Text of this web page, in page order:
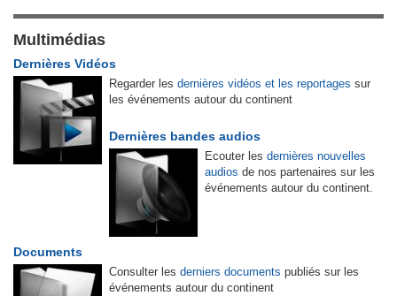
Multimédias
Dernières Vidéos
Regarder les dernières vidéos et les reportages sur
les événements autour du continent
Dernières bandes audios
Ecouter les dernières nouvelles
audios de nos partenaires sur les
événements autour du continent.
Documents
Consulter les derniers documents publiés sur les
événements autour du continent